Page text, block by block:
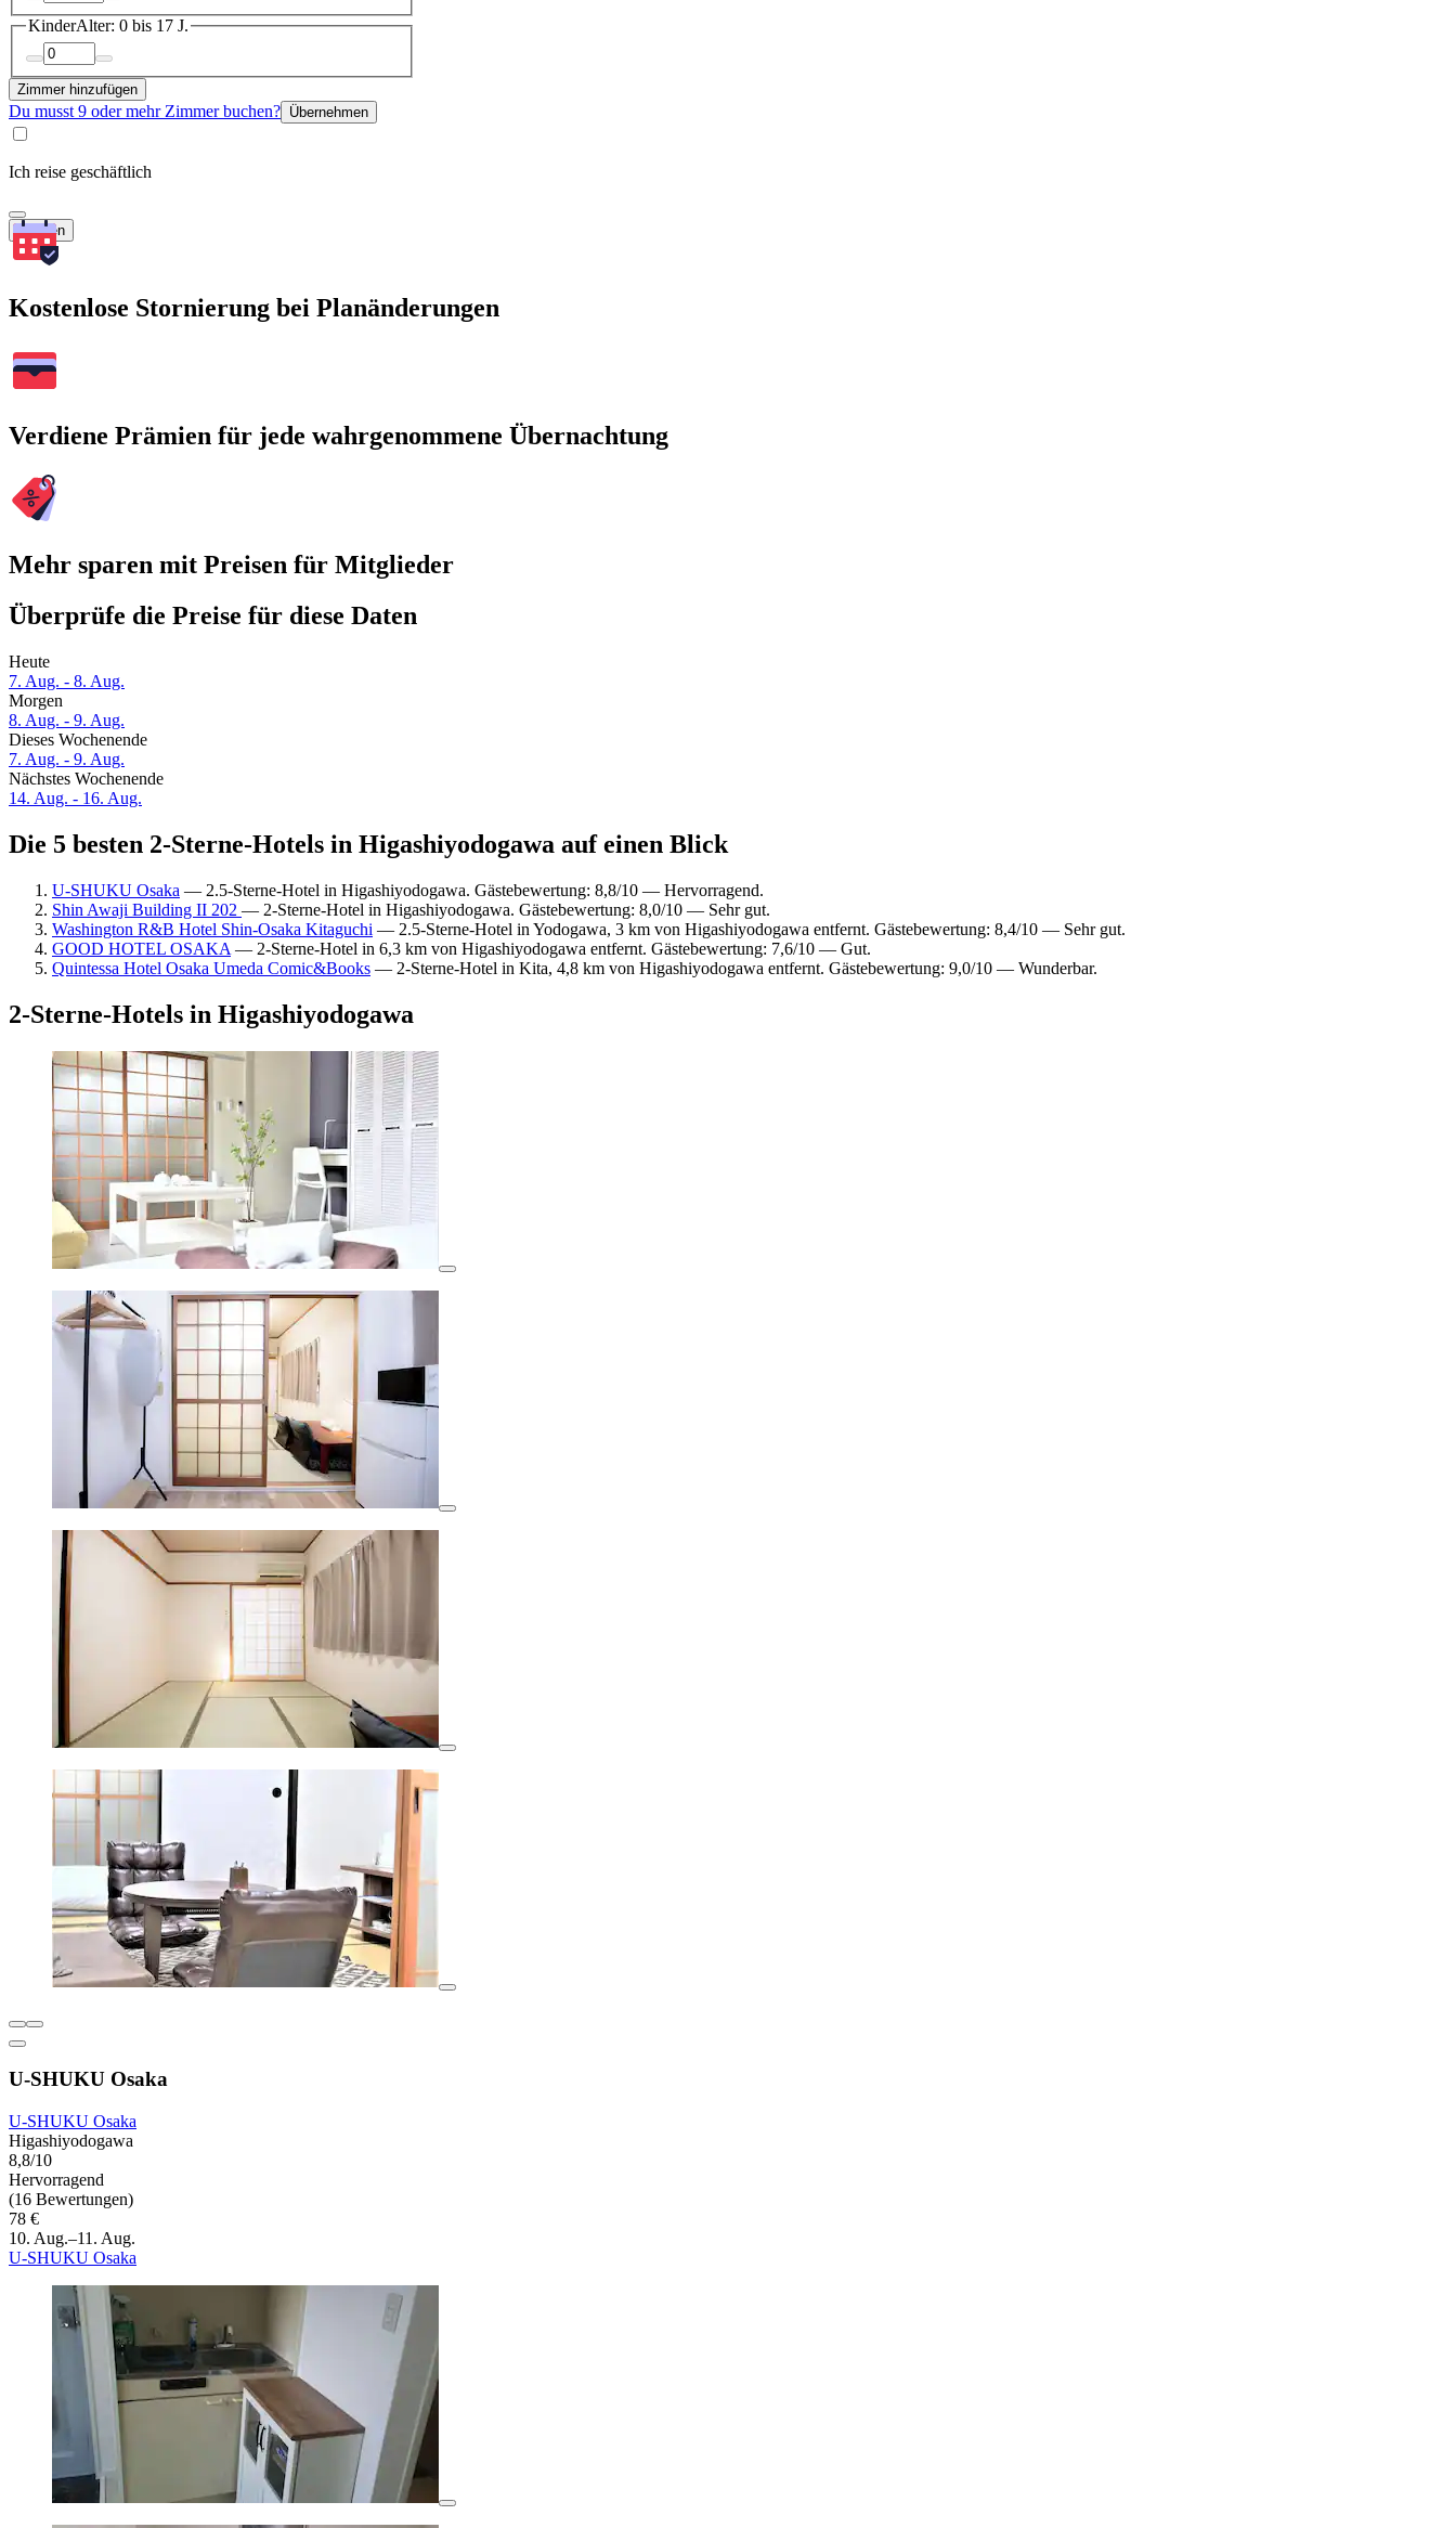
KinderAlter: 0 bis 17 J.
Zimmer hinzufügen
Du musst 9 oder mehr Zimmer buchen? Übernehmen
Ich reise geschäftlich
Suchen
Kostenlose Stornierung bei Planänderungen
Verdiene Prämien für jede wahrgenommene Übernachtung
Mehr sparen mit Preisen für Mitglieder
Überprüfe die Preise für diese Daten
Heute
7. Aug. - 8. Aug.
Morgen
8. Aug. - 9. Aug.
Dieses Wochenende
7. Aug. - 9. Aug.
Nächstes Wochenende
14. Aug. - 16. Aug.
Die 5 besten 2-Sterne-Hotels in Higashiyodogawa auf einen Blick
U-SHUKU Osaka — 2.5-Sterne-Hotel in Higashiyodogawa. Gästebewertung: 8,8/10 — Hervorragend.
Shin Awaji Building II 202 — 2-Sterne-Hotel in Higashiyodogawa. Gästebewertung: 8,0/10 — Sehr gut.
Washington R&B Hotel Shin-Osaka Kitaguchi — 2.5-Sterne-Hotel in Yodogawa, 3 km von Higashiyodogawa entfernt. Gästebewertung: 8,4/10 — Sehr gut.
GOOD HOTEL OSAKA — 2-Sterne-Hotel in 6,3 km von Higashiyodogawa entfernt. Gästebewertung: 7,6/10 — Gut.
Quintessa Hotel Osaka Umeda Comic&Books — 2-Sterne-Hotel in Kita, 4,8 km von Higashiyodogawa entfernt. Gästebewertung: 9,0/10 — Wunderbar.
2-Sterne-Hotels in Higashiyodogawa
U-SHUKU Osaka
U-SHUKU Osaka
Higashiyodogawa
8,8/10
Hervorragend
(16 Bewertungen)
78 €
10. Aug.–11. Aug.
U-SHUKU Osaka